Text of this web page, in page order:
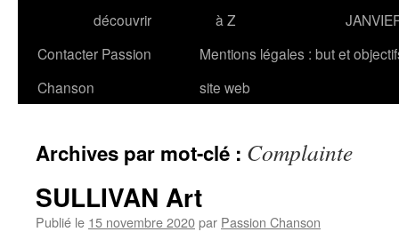
découvrir
à Z
Contacter Passion
Chanson
Mentions légales : but et
site web
Archives par mot-clé : Complainte
SULLIVAN Art
Publié le 15 novembre 2020par Passion Chanson